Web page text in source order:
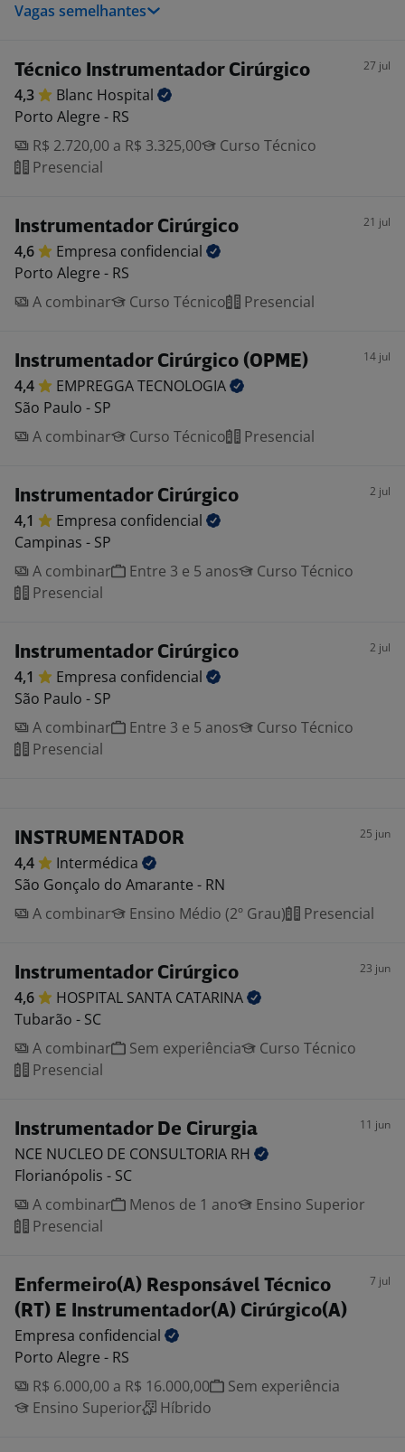
Vagas semelhantes
Técnico Instrumentador Cirúrgico 27 jul
4,3 Blanc Hospital
Porto Alegre - RS
R$ 2.720,00 a R$ 3.325,00
Curso Técnico
Presencial
Instrumentador Cirúrgico 21 jul
4,6 Empresa confidencial
Porto Alegre - RS
A combinar
Curso Técnico Presencial
Instrumentador Cirúrgico (OPME) 14 jul
4,4 EMPREGGATECNOLOGIA
São Paulo - SP
A combinar
Curso Técnico Presencial
Instrumentador Cirúrgico 2 jul
4,1 Empresa confidencial
Campinas - SP
A combinar
Entre 3 e 5 anos
Curso Técnico
Presencial
Instrumentador Cirúrgico 2 jul
4,1 Empresa confidencial
São Paulo - SP
A combinar
Entre 3 e 5 anos
Curso Técnico
Presencial
INSTRUMENTADOR 25 jun
4,4
Intermédica
São Gonçalo do Amarante - RN
A combinar
Ensino Médio (2º Grau) Presencial
Instrumentador Cirúrgico 23 jun
4,6 HOSPITAL SANTA CATARINA
Tubarão - SC
A combinar
Sem experiência
Curso Técnico
Presencial
Instrumentador De Cirurgia 11 jun
NCE NUCLEO DE CONSULTORIA RH
Florianópolis - SC
A combinar
Menos de 1 ano
Ensino Superior
Presencial
Enfermeiro(A) Responsável Técnico
(RT) E Instrumentador(A) Cirúrgico(A)
7 jul
Empresa confidencial
Porto Alegre - RS
R$ 6.000,00 a R$ 16.000,00
Sem experiência
Ensino Superior
Híbrido